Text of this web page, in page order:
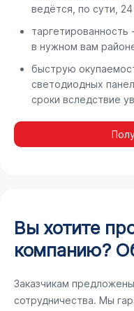
ведётся, по сути, 24
в нужном вам
быструю
светодиодных
сроки вследствие
Вы хотите
компанию?
Заказчикам
сотрудничества. Мы